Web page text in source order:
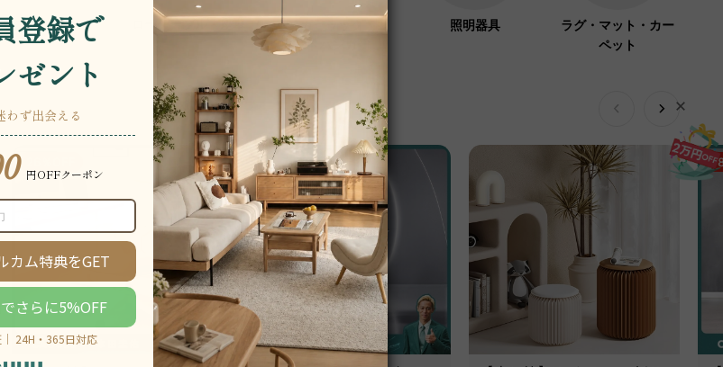
ソファ・ベッド ローテーブル・座卓
ハンガーラック・コ
ートハンガー
照明器具
ラグ・マット・カー
ペット